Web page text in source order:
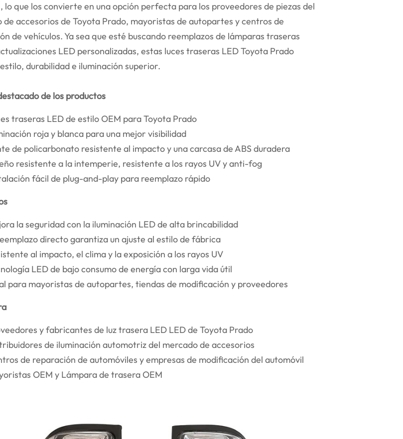
lo que los convierte en una opción perfecta para los proveedores de piezas del
de accesorios de Toyota Prado, mayoristas de autopartes y centros de
de vehículos. Ya sea que esté buscando reemplazos de lámparas traseras
LED personalizadas, estas luces traseras LED Toyota Prado
durabilidad e iluminación superior.
de los productos
traseras LED de estilo OEM para Toyota Prado
roja y blanca para una mejor visibilidad
de policarbonato resistente al impacto y una carcasa de ABS duradera
resistente a la intemperie, resistente a los rayos UV y anti-fog
fácil de plug-and-play para reemplazo rápido
la seguridad con la iluminación LED de alta brincabilidad
directo garantiza un ajuste al estilo de fábrica
al impacto, el clima y la exposición a los rayos UV
LED de bajo consumo de energía con larga vida útil
para mayoristas de autopartes, tiendas de modificación y proveedores
y fabricantes de luz trasera LED LED de Toyota Prado
de iluminación automotriz del mercado de accesorios
de reparación de automóviles y empresas de modificación del automóvil
OEM y Lámpara de trasera OEM